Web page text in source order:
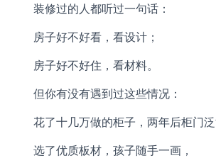
装修过的人都听过一句话：
房子好不好看，看设计；
房子好不好住，看材料。
但你有没有遇到过这些情况：
花了十几万做的柜子，两年后柜门泛
选了优质板材，孩子随手一画，